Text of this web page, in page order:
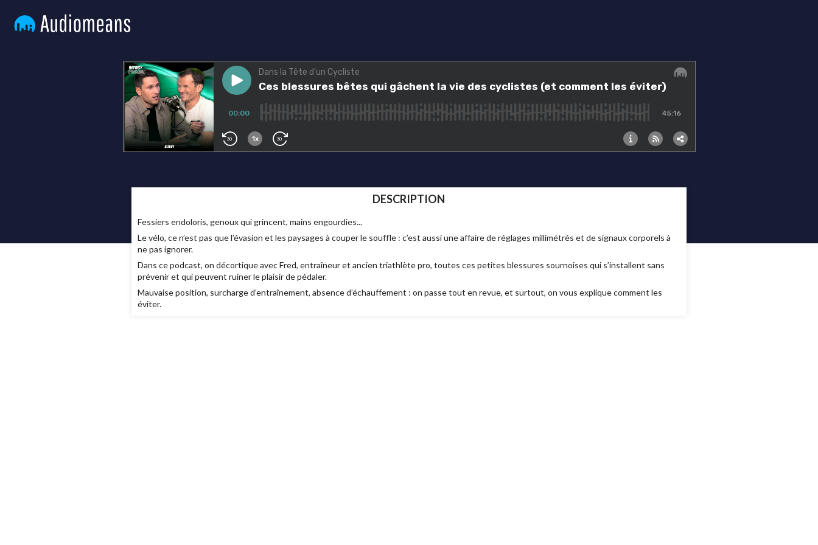
DESCRIPTION
Fessiers endoloris, genoux qui grincent, mains engourdies...
Le vélo, ce n’est pas que l’évasion et les paysages à couper le souffle : c’est aussi une affaire de réglages millimétrés et de signaux corporels à
ne pas ignorer.
Dans ce podcast, on décortique avec Fred, entraîneur et ancien triathlète pro, toutes ces petites blessures sournoises qui s’installent sans
prévenir et qui peuvent ruiner le plaisir de pédaler.
Mauvaise position, surcharge d’entraînement, absence d’échauffement : on passe tout en revue, et surtout, on vous explique comment les
éviter.